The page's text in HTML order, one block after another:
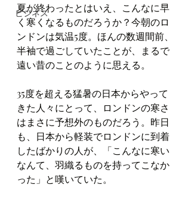
ビジネス
夏が終わったとはいえ、こんなに早
く寒くなるものだろうか？今朝のロ
ンドンは気温5度。ほんの数週間前、
半袖で過ごしていたことが、まるで
遠い昔のことのように思える。
35度を超える猛暑の日本からやって
きた人々にとって、ロンドンの寒さ
はまさに予想外のものだろう。昨日
も、日本から軽装でロンドンに到着
したばかりの人が、「こんなに寒い
なんて、羽織るものを持ってこなか
った」と嘆いていた。